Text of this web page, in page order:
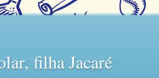
filha Jacaré